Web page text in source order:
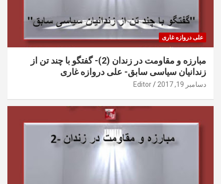
علی دروازه غاری
مبارزه و مقاومت در زندان (2)- گفتگو با چند تن از
زندانیان سیاسی سابق- علی دروازه غاری
دسامبر 19, 2017 Editor